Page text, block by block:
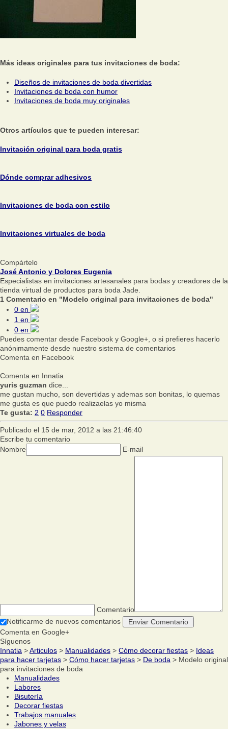
Más ideas originales para tus invitaciones de boda:
Diseños de invitaciones de boda divertidas
Invitaciones de boda con humor
Invitaciones de boda muy originales
Otros artículos que te pueden interesar:
Invitación original para boda gratis
Dónde comprar adhesivos
Invitaciones de boda con estilo
Invitaciones virtuales de boda
Compártelo
José Antonio y Dolores Eugenia
Especialistas en invitaciones artesanales para bodas y creadores de la
tienda virtual de productos para boda Jade.
1 Comentario en "Modelo original para invitaciones de boda"
0 en
1 en
0 en
Puedes comentar desde Facebook y Google+, o si prefieres hacerlo
anónimamente desde nuestro sistema de comentarios
Comenta en Facebook
Comenta en Innatia
yuris guzman dice...
me gustan mucho, son devertidas y ademas son bonitas, lo quemas
me gusta es que puedo realizaelas yo misma
Te gusta: 2 0 Responder
Publicado el 15 de mar, 2012 a las 21:46:40
Escribe tu comentario
Nombre
E-mail
Comentario
Notificarme de nuevos comentarios
Comenta en Google+
Síguenos
Innatia >Articulos > Manualidades > Cómo decorar fiestas > Ideas
para hacer tarjetas > Cómo hacer tarjetas > De boda > Modelo original
para invitaciones de boda
Manualidades
Labores
Bisutería
Decorar fiestas
Trabajos manuales
Jabones y velas